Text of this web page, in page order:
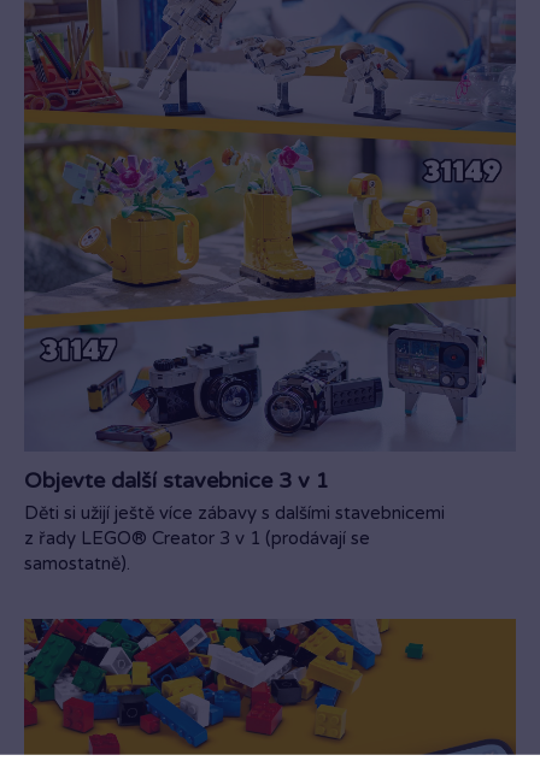
Objevte další stavebnice 3 v 1
Děti si užijí ještě více zábavy s dalšími stavebnicemi
z řady LEGO® Creator 3 v 1 (prodávají se
samostatně).